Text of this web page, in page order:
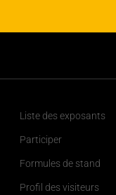
Liste des exposants
Participer
Formules de stand
Profil des visiteurs